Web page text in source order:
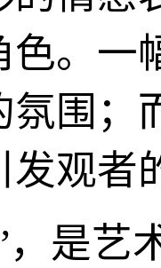
色。一
氛围；
发观者
，是艺